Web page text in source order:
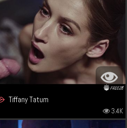
Tiffany Tatum
3.4K